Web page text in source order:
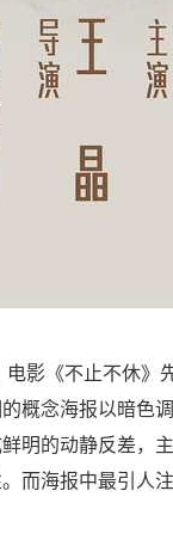
影《不止不休》
概念海报以暗色
明的动静反差，
而海报中最引人